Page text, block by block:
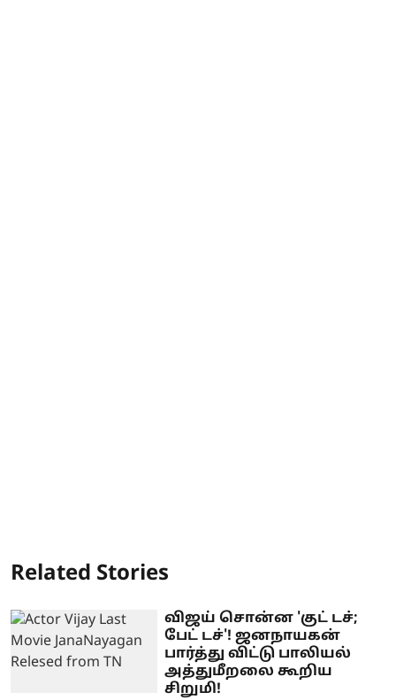
Related Stories
விஜய் சொன்ன 'குட் டச்;
பேட் டச்'! ஜனநாயகன்
பார்த்து விட்டு பாலியல்
அத்துமீறலை கூறிய
சிறுமி!